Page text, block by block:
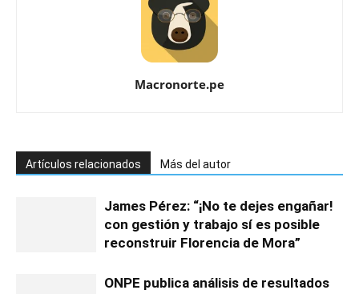
Macronorte.pe
Artículos relacionados Más del autor
James Pérez: “¡No te dejes engañar!
con gestión y trabajo sí es posible
reconstruir Florencia de Mora”
ONPE publica análisis de resultados